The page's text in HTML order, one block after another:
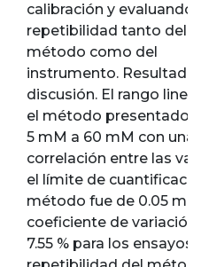
calibración y evaluando
repetibilidad tanto del
método como del
instrumento.
discusión. El rango
el método presentado,
5 mM a 60 mM con una
correlación entre las
el límite de
método fue de 0.05
coeficiente de variación
7.55 % para los ensayos